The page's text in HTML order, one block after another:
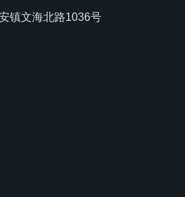
镇文海北路1036号